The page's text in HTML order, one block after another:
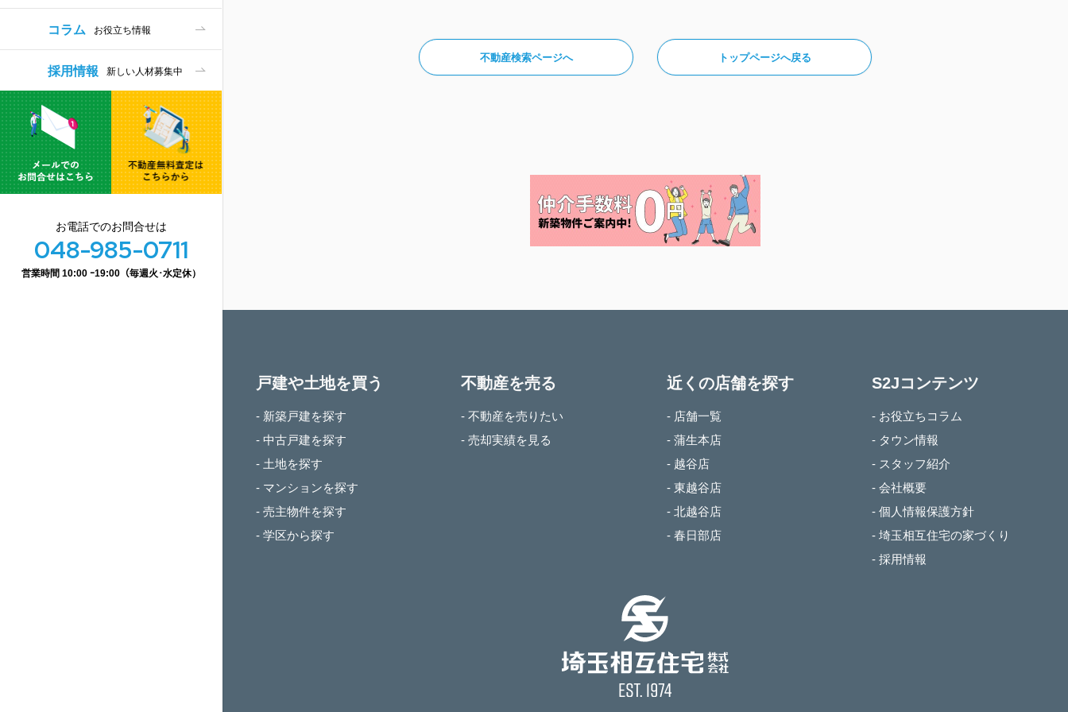
不動産検索ページへ トップページへ戻る
お役立ち情報
コラム
新しい人材募集中
採用情報
お電話でのお問合せは
048-985-0711
営業時間 10:00 ｰ19:00（毎週火･水定休）
戸建や土地を買う
- 新築戸建を探す
- 中古戸建を探す
- 土地を探す
- マンションを探す
- 売主物件を探す
- 学区から探す
不動産を売る
- 不動産を売りたい
- 売却実績を見る
近くの店舗を探す
- 店舗一覧
- 蒲生本店
- 越谷店
- 東越谷店
- 北越谷店
- 春日部店
S2Jコンテンツ
- お役立ちコラム
- タウン情報
- スタッフ紹介
- 会社概要
- 個人情報保護方針
- 埼玉相互住宅の家づくり
- 採用情報